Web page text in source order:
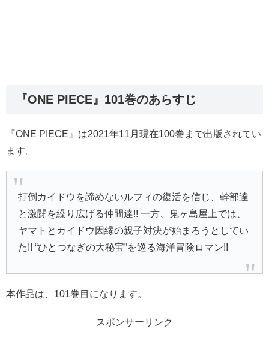
『ONE PIECE』101巻のあらすじ
『ONE PIECE』は2021年11月現在100巻まで出版されてい
ます。
打倒カイドウを諦めないルフィの復活を信じ、幹部達
と激闘を繰り広げる仲間達!! 一方、鬼ヶ島屋上では、
ヤマトとカイドウ因縁の親子対決が始まろうとしてい
た!! “ひとつなぎの大秘宝”を巡る海洋冒険ロマン!!
本作品は、101巻目になります。
スポンサーリンク